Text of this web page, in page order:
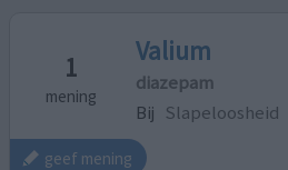
1
mening
Valium
diazepam
Bij Slapeloosheid
geef mening